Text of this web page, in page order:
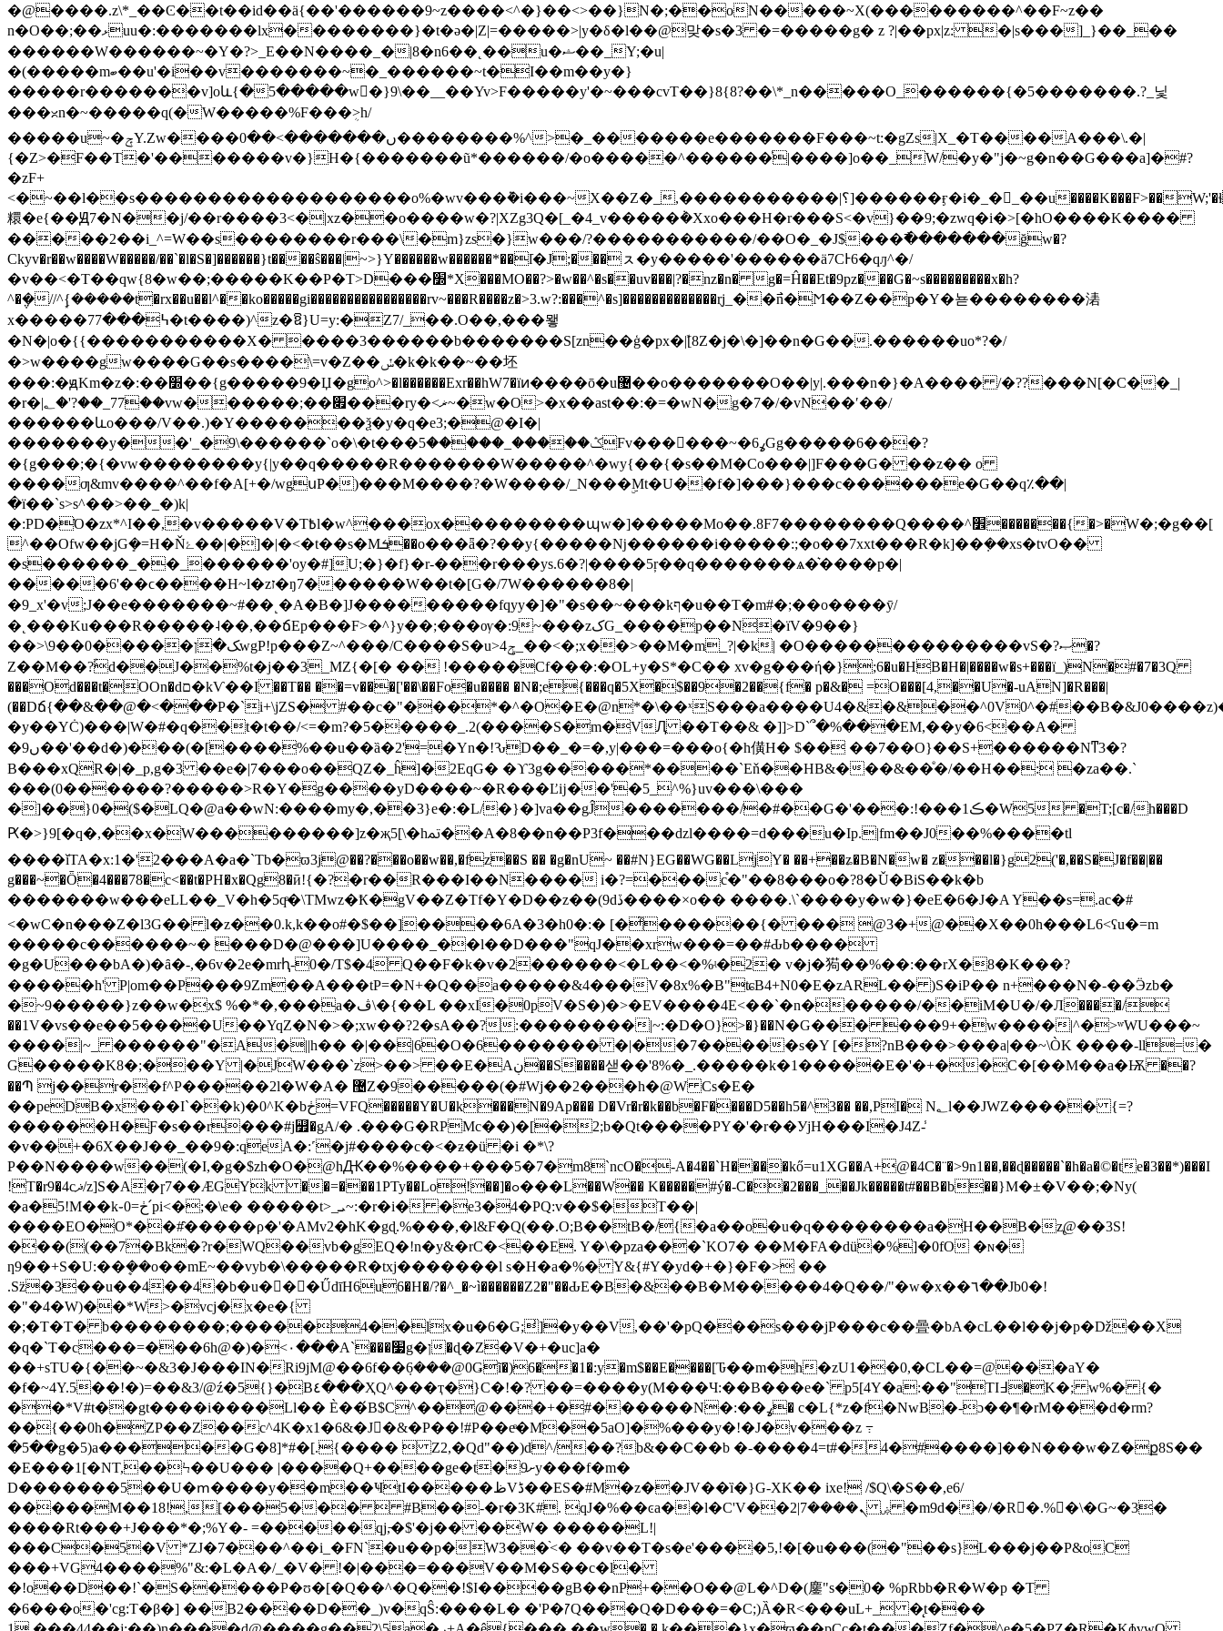
�@����.z\*_��Ͼ��t��id��ӓ{��'������9~z����<^�}��<>��}N�;��oN�����~X(���������^��F~z��
n�O��;��ޅuu�:�������lx��������}�t�ǝ�|Z|=�����>|y�δ�l��@맞�s�3 �=�����g� z ?|��px|z: �|s���]_}��_��
������W������~�Y�?>_E��N����_�|8�n6��˛��u�ޝ��_Y;�u|
�(�����mބ��u'�i��v�������~�_������~t�I��m��y�}
�����r�������v]oև{�5�����w�}9\��__��Yv>F�����y'�~���cvT��}8{8?��\*_n�����O_������{�5�������.?_닟
���ᳲn�~�����q(�W�����%F���ܴ>h/
�����u~�ݼY.Zw����ں�������>��0��������%^>�_�������e�������F���~t:�gZs|X_�T����A���\.�|
{�Z>�F��T�'�������v�}H�{�������ũ*������/�o�����^������ͬ|����]o��_W/�y�"j�~g�n��G���a]�#?
�zF+
<�~��l��s�������������������o%�wv���݉�i���~X��Z�_,�����������|؟]������ӻ�i�_�_��u����K���F>��W;'�ɬ(��
糫�e{��Ԭ7�N��j/��r����3<�|xz��o����w�?|XZg3Q�[_�4_v�����݃�Xxo���H�r���S<�v}��9;�zwq�i�>[�hO����K����
�����2��i_^=W��s��������r���\�m}zs�}w���/?�����������/��O�_�J$���߯�������ğw�?
Ckyv�r��w����W�����/��`�l�S�]������}t����ŝ���|~>}Y������w������*��lֿ�J;���ㇲ�y�����'������ӓ7CͰ6�qԓ^�/
�v��<�T��qw{8�w��;�����K��P�T>D���׽*X���MO��?>�w��^�s��uv���|?�nz�n� g�=Ĥ��Et�9pz���G�~s���������x�h?
^�݆�//^{�͙����t�rx��u��l^��ko�����gi����������������rv~���R����z�>3.w?:���^�s]�������������rֻj_��߯n�Ϻ��Z��p�Y�뇯��������湱
x�����7߆���7�t����)^z�ឱ}U=؜y:�Z7/_��.O��,���뫻
�N�|o�{{�����������X� ����3������b�������S[zn��ģ�px�ܽ|[8Z�j�\�]��n�G��.������uο*?�/
�>w����gw����G��s����\=v�Z��ݽ�k�k��~��坯
���:�ԭKm�z�:��׽��{g�����9�Џ�go^>�l������Exr��hW7�їͷ����ō�u޴��o�������O��|y|.���n�}�A���� /�??���N[�C��_|
�r�|؂�'?��_77��vw������;��׏���ry�<ޜ~�w�O>�x��ast��:�=�wN�g�7�/�vN��ʹ��/
������ևo���/V��.)�Y�������ѯ�y�q�e3;�@�I�|
�������y��'_�9\������`o�\�t���ݣ�����_�����5Fv������~ߩ6�؜Gg�����6���?
�{g���;�{�vw��������y{|y��q�����R�������W�����^�wy{��{�s��M�Co���|]F���G� ��z�� o
����ƣ&mv����^��f�A[+�/wgսP�)���M����?�W����/_N���ۣMt�U��f�]���}���c������e�G��q٪��|
�ї��`s>s^��>��_�)k|
�:PD�Ό�zx*^I��,�v�����V�T߿l�w^���ox���������պw�]�����Mo��.8F7��������Q����^׾�������{�>�W�;�g��[
^��Ofw��jGܻ�=H�Ňۓ��|�]�|�<�t��s�Mܭ��o�͏��ǟ�?��y{�����ǋ������i�����:;�o��7хxt���R�k]��ܼ��xs�tvO��
�s������_��_������'oy�#]U;�}�f}�r-���r���ys.6�?|����5ŗ��q�������ѧ�͛����p�|
�����6'��ϲ����H~l�zז�ŋ7������W��t�[G�/7W������8�|
�9_x'�v;J��e�������~#��˻�A�B�]J���������fqyy�]�"�s��~���kף�u��T�m#�;��o����ӯ/
�˛���Ku���R�����˨��,��ճEp���F>�^}y��;���ѹ�:9~���zکG_����p��N�ïV�9��}
��>\9��0�����ﮏ�ןwgP!p���Z~^���/C����S�u>ݯ4_��<�;x��>��M�m_?|�k| �O��������������vS�?ޞ�?
Z��M��?ۢd��J��%t�j��3_MZ{�[� �� !�����Cf���:�OL+y�S*�C�� xv�g���ή�};6�u�HB�H�|����w�s+���ï_)N�#�7�3Q
���Od���t�OOn�dם�kѴ��I ��T�� ��=v���['��\��Fo�u���� �N�;e{���q�5X�$��9�2��{f� p�&� =O���[4,��U�-uAN]�R���|
(��Dճ{��&��@�<���P�`i+\jZS�
�y��YĊ)���|W�#�q��t�t��/<=�m?�5�����_.2(����S�m�VԮ ��T��& �]]>D`՞�%���EM,��y�6<��A�
�9ں��'��d�)���(�[����%��u��ȁ�2'=�Yn�!ԄD��_�=�,y|���=���o{�h僙H� $�� ��7��O}��S+������Nͳ3�?
B���xQR�|�_p,g�3 ��e�|7���o��QZ�_ĥ]�2EqG� �ϒ3g�����*����`Eň��HB&���&��ͤ�/��H��: �za��.`
���(0������?�����>R�Y�g����yD����~�R���Ľĳ��'�5_^%}uv���\���
�]��}0�($�LQ�@a��wN:����my�,��3}e�:�L/�}�]va��gĴ�������/�#��G�'���:!���ڪ1�W5 �T;[c�/h���D
Ԗ�>}9[�q�,��x�W���������]z�җ5[\�hﲤ��A�8��n��P3f���ǳl����=d���u�Ip.|fm��J0��%����tl
����ǐTA�x:1�'2���A�a�`Tb�ϖ3j@��?���o��w��,�fz��S �� �g�nU~ ��#N}EG��WG��LjY� ��+��ʑ�B�N�w� z���l�}g2('�,��S�J�f��|��
g���~�Ȫ�4���78�c<��t�PH�x�Qg8�ӣ!{�?�r��R���I��N���� i�?=���c֯�"��8���o�?8�Ǔ�BiS��k�b
�������w���eLL��_V�h�5qͤ�\TMwz�Ҟ�gV��Z�Tf�Y�D��z��(9dڏ����×o�� ����.\`����y�w�}�eE�6�J�A Y��s=.ac�#
<�wC�n���Z�l3G�� l�z��0.k,k��o#�$��]����6A�3�h0�:� [�̉������{� ��� @3�+@��X��0h���L6<ʕu�=m
�����c������~� ���D�@���]U����_��l��D���"qJ��xrw���=��#Ԃb����
�g�U���bA�)�ȃ�-,�6v�2e�mrԧ-0�/T$�4 Q��F�k�v�2������<�L��<�%ʵ�2� v�j�㺃��%��:��rX�8�K���?
�����h' P|om��P���9Zm��A���tP=�N+�Ԛ��а�����&4���V�8x%�B"ʨB4+N0�E�zARL�� )S�iP�� n+���N�-��Ӭzb�
�~9�����}z��w�x$ %�*�,���a�ڤ\�{��L ��xI�0pV�S�)�>�EV����4E<��`�n������/��iM�U�/�Л����/
��1V�vs��e��5����U��YqZ�N�>�;xw��?2�sА��?:��������|~:�D�O}>�}��N�G��� ���9+�w����|^�>ʷWU���~
����|~_ ������"�A�||h�� �|��|6�O�6������� �|��7�����s�Y [�?nB���>���a|��~\ÒK ����-ll=�
G�����K8�;���Y |�JW���`z>��> ��E�Aڹ��S����샏��'8%�_.�����k�1�����E�'�+��C�[��M��a�Ѭ ��?
��Պ j��r��f^P�����2l�W�A� ޴Z�9�����(�#Wj��2���h�@W Cs�E�
��peDB�x���I`��k)�0^K�bڂ=VFQ�����Y�U�k���N�9Ap��� D�Vr�r�k��b�F����D5��h5�^3�� ��,PI� N؂l��JWZ����� {=?
������H�Ƒ�s��r���#j꯿�gA/� .���G�RPMc��)�[�2;b�Qt����PY�'�r��УjH���I�J4Z-̾
�v��+�6X��J��_��9�:qeA�:˹�j#����c�<�ƶ�ü �i �*\?
P��N����w��(�I,�g�$zh�O�@hԪ��%����+���5�7�m8`ncO�-A�4��`H����kő=u1XG��A+@�4C�¨�>9n1��,��ɖ�����`�h�a�©�te�3��*)���I
!T�r9�4cޛ/z]S�A�ɼ7��ӔGYk ��=���1PTy��Lo!��]�ߋ���L��W�� K�����#ý�-C��2���_��Jk�����t#��B�b��}M�±�V��;�Ny(
�a�5!M��k֊ڂ=0՛pi<�;�\e� �����t>_ܝ~:�r�i� �e3�4�PQ:v��$�T��|
����EO�O*��#̂�����ρ�'�AMv2�hK�gɖ.%���,�l&F�Q(��.O;B��tB�/{�a��o�u�q��������a�H��B�z̢@��3S!
���((��7�Bk�?r�WQ��vb�gEQ�!n�y&�rC�<��E. Y�\�pza���`KO7� ��M�FA�dü�%]�0fO �ɴ�
ƞ9��+S�U:��ܷ��o��mE~��vyb�\�����R�txj�������l s�H�a�%� Y&{#Y�yd�+�}�F�> ��
.Sz̈�3��u��4��4�b�u��ٍ�ŰdīH6u6�H�/?�^_�~ì������Z2�"��ԂE�B�&��B�M�����4�Q��/"�w�x��٦��Jb0�!
�"�4�W)��*W>�vcj�x�e�{
�;�T�T� b��������;�����4��lx�u�6�G;̾]�y��V,��'�pQ���s���jP���c��曡�bA�cL��l��j�p�ǅ��X
�q�`T�c���=���6h@�)�<٠���A`���׷g�ן�ɖ�Z�V�+�uc]a�
��+sTU�{��~�&3�J���IN�Ri9jM@��6f��ܼ6���@0Ǥĩ�)6��1�:y�m$��E����[Ԏ��m�h�zU1��0,�CL��=@���aΥ�
�f�~4Y.5��!�)=��&3/@ź�5{}�B٤���ҲQ^���ҭ�}C�!�? ��=����y(M���Ч:��B���e�` p5[4Y�a:��"TI߃�K�; w%� {�
��*V#t��gt����i����Ll�� È��́B$C^��@���+�#������N�:��ߩ� c�L{*z�f�NwB�-ɔ��¶�rM���d�rm?
��{��0h�ZP��Z��c^4K�x1�6&�J�&�P��!#P��eͤ�M��5aO]�%���y�!�J�v���z ߹
�5��g�5)a�����G�8]*#�[.{����  Z2,�Qd"��)d^/��?b&��C��b �-����4=t#�4�#����]��N���w�Z�ք8S��
�E���1[�NT,��Ϟ��U��� |����Q+����ge�t�9ށу���f�m�
D�������5��U�ՠ����y��m��ҸtI�����ظVڈ��ES�#M�z��JV��ȉ�}G-XK�� ixe! /$Q\�S��,e6/
�����M��18!,[���5���  #B��-�r�3K#. qJ�%��ͼa��l�C'Vܢ����7|2�� � ۻm9d��/�R�.%�\�G~�3�
����Rt���+J���*�;%Y�- =�����qj,̵�$'�j�� ��W� �����L!|
���C�5�V *ZJ�7���^��i_�FN`�u��p�W3��֨<� ��v��T�s�e'����5,!�[�u���(�"��s}L���j��P&oC
���+VG4����%"&:�L�A�/_�V� !�|���=���V��M�S��c�l�
�!o��D��!`�S�����P�ʊ�[�Q��^�Q��!$I����gB��nP+��O��@L�^D�(鏖"s�0� %pRbb�R�W�p �T
�6���o�'cg:T�β�] ��B2����D��_)v�qŜ:����L� �'P�ꡱQ���Q�D���=�C;)Ȁ�R<���uL+_ �̨t���